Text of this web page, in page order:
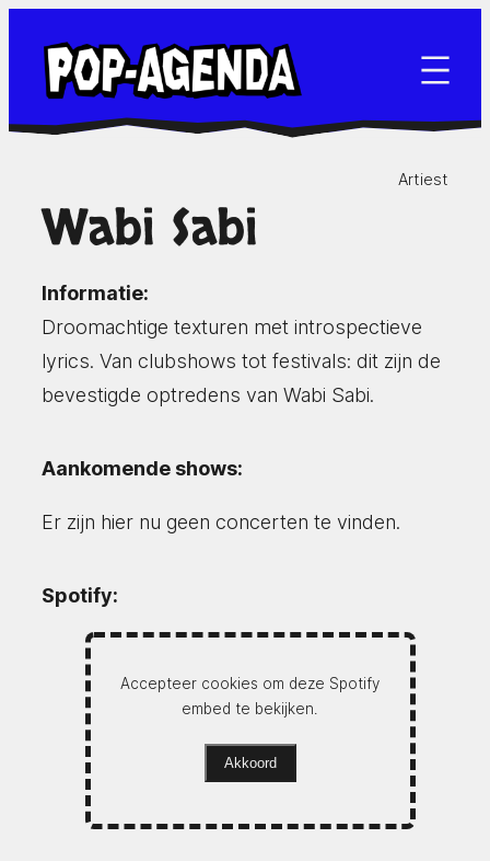
naar
inhoud
Artiest
Wabi Sabi
Informatie:
Droomachtige texturen met introspectieve
lyrics. Van clubshows tot festivals: dit zijn de
bevestigde optredens van Wabi Sabi.
Aankomende shows:
Er zijn hier nu geen concerten te vinden.
Spotify:
Accepteer cookies om deze Spotify
embed te bekijken.
Akkoord